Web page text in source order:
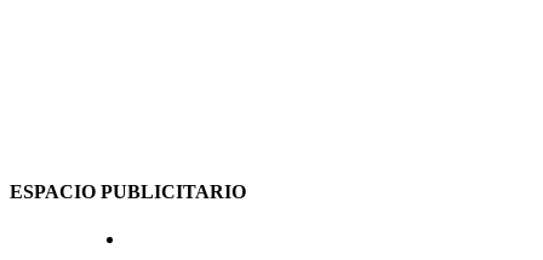
ESPACIO PUBLICITARIO